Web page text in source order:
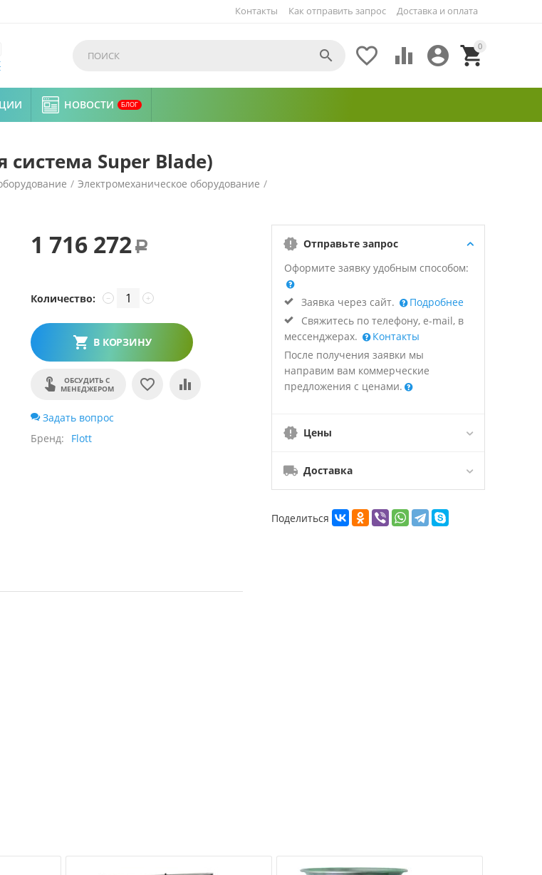
Как отправить запрос Доставка и оплата
Контакты
0


 

НОВОСТИ БЛОГ
Super Blade)
/ Электромеханическое оборудование /
система Super Blade)
1 716 272 Р
Количество: +
−
В КОРЗИНУ
ОБСУДИТЬ С
МЕНЕДЖЕРОМ
Задать вопрос
Бренд
Flott
Отправьте запрос
Оформите заявку удобным способом:
Заявка через сайт.
Подробнее
Свяжитесь по телефону, e-mail, в
мессенджерах.
Контакты
После получения заявки мы
направим вам коммерческие
предложения с ценами.
Цены
Доставка
Поделиться